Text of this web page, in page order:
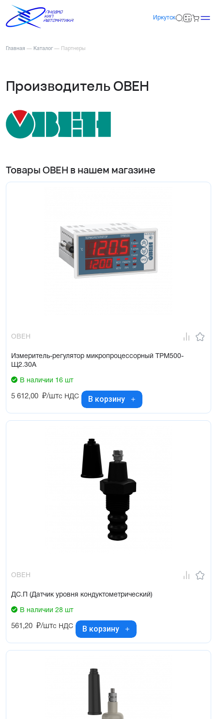
Иркутск
Главная — Каталог — Партнеры
Производитель ОВЕН
Товары ОВЕН в нашем магазине
ОВЕН
Измеритель-регулятор микропроцессорный ТРМ500-
Щ2.30А
В наличии 16 шт
5 612,00 ₽/штс НДС В корзину
ОВЕН
ДС.П (Датчик уровня кондуктометрический)
В наличии 28 шт
561,20 ₽/штс НДС В корзину